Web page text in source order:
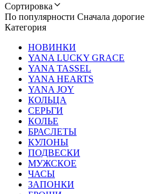
Сортировка
По популярности Сначала дорогие
Категория
НОВИНКИ
YANA LUCKY GRACE
YANA TASSEL
YANA HEARTS
YANA JOY
КОЛЬЦА
СЕРЬГИ
КОЛЬЕ
БРАСЛЕТЫ
КУЛОНЫ
ПОДВЕСКИ
МУЖСКОЕ
ЧАСЫ
ЗАПОНКИ